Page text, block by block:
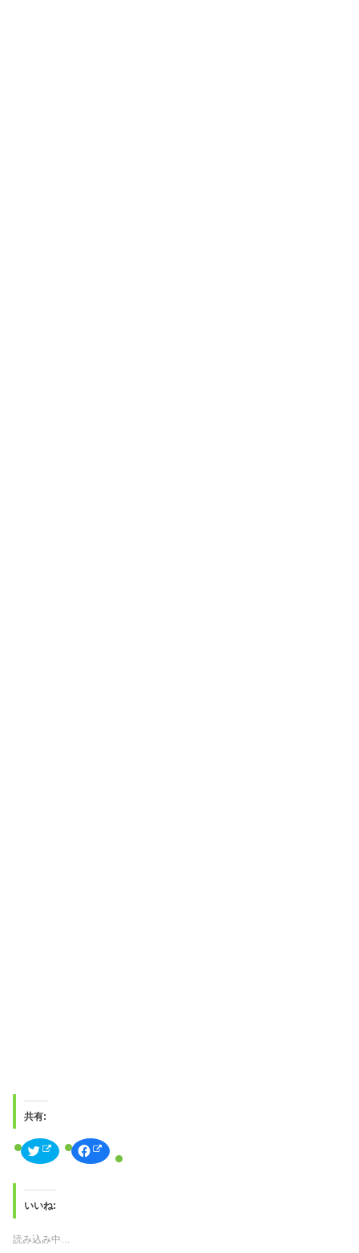
共有:
ク
ッ
し
T
t
t
F
c
いいね:
読み込み中…